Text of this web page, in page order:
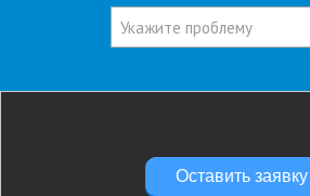
Укажите проблему
Оставить заявку